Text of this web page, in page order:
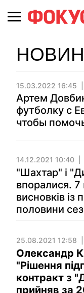
15.03.2022 16:45
Артем
футболку с
чтобы
14.12.2021 10:40
"Шахтар" і
впоралися. 7
висновків із
половини
25.08.2021 12:58
Олександр
"Рішення
контракт з
прийняв за